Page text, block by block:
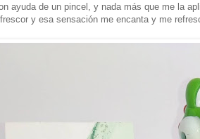
ayuda de un pincel, y nada más que me la
y esa sensación me encanta y me